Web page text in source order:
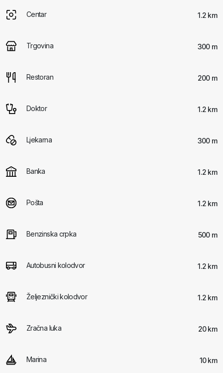
Centar 1.2 km
Trgovina 300 m
Restoran 200 m
Doktor 1.2 km
Ljekarna 300 m
Banka 1.2 km
Pošta 1.2 km
Benzinska crpka 500 m
Autobusni kolodvor 1.2 km
Željeznički kolodvor 1.2 km
Zračna luka 20 km
Marina 10 km